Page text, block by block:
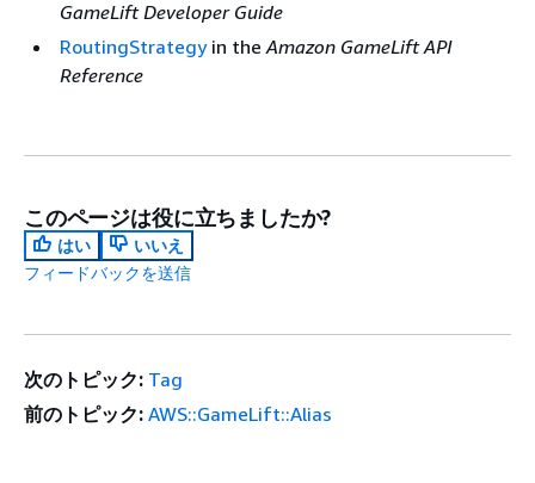
GameLift Developer Guide
RoutingStrategyin the Amazon GameLift API
Reference
このページは役に立ちましたか?
はい
いいえ
フィードバックを送信
次のトピック: Tag
前のトピック: AWS::GameLift::Alias